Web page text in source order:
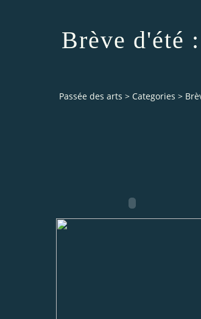
Brève d'été
Passée des arts > Categories >